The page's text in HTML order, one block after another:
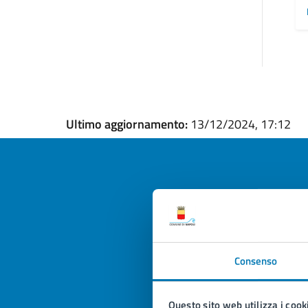
Consenso
Ultimo aggiornamento: 13/12/2024, 17:12
Valuta